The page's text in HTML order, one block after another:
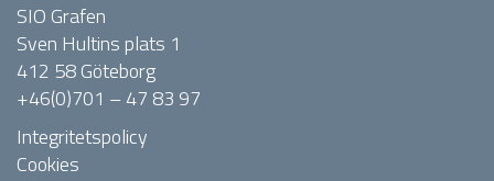
SIO Grafen
Sven Hultins plats 1
412 58 Göteborg
+46(0)701 – 47 83 97
Integritetspolicy
Cookies